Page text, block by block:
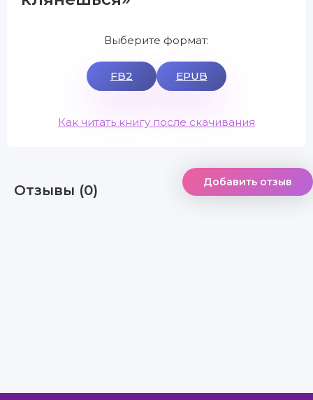
Выберите формат:
FB2 EPUB
Как читать книгу после скачивания
Отзывы (0) Добавить отзыв